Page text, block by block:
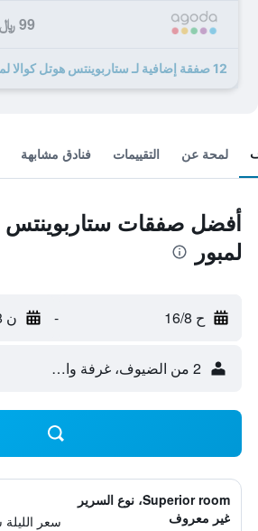
99 ﷼
12 صفقة إضافية لـ ستاربوينتس هوتل كوالا لمبور
لمحة عن التقييمات فنادق مشابهة
أفضل صفقات ستاربوينتس
لمبور
ح 16/8 - ن 17/8
2 من الضيوف، غرفة واحدة
Superior room، نوع السرير
غير معروف
سعر